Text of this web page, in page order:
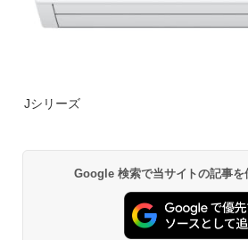
Jシリーズ
Google 検索で当サイトの記事を